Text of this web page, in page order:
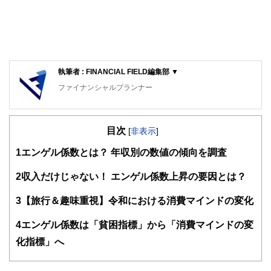
執筆者 : FINANCIAL FIELD編集部 ▼
ファイナンシャルプランナー
FinancialField編集部は、金融、経済に関する記事を、日々
知識がない方でも理解できるようわかりやすく発信していま
得者を中心に「お金や暮らし」に関する書籍・雑誌の編集経
験者で構成され、企画立案から記事掲載まですべての工程に
関わることで、読者目線のコンテンツを追求しています。
護士、税理士、宅地建物取引士、相続診断士、住宅ローンア
士、行政書士、投資アナリスト、キャリアコンサルタントな
目次 [非表示]
1 エンゲル係数とは？ 年収別の数値の傾向を調査
2収入だけじゃない！ エンゲル係数上昇の要因とは？
3 【旅行＆趣味重視】令和における消費マインドの変化
4エンゲル係数は「貧困指標」から「消費マインドの変
化指標」へ